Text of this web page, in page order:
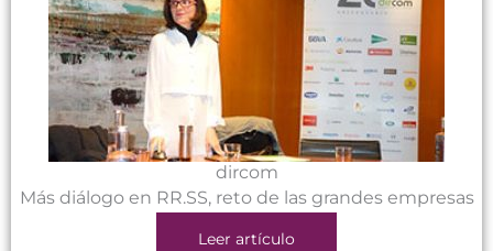
dircom
Más diálogo en RR.SS, reto de las grandes empresas
Leer artículo